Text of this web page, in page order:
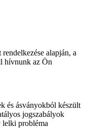
alapján, a
hívnunk az Ön
és ásványokból készült
jogszabályok
lelki probléma